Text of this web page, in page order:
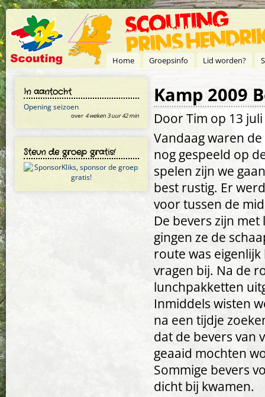
Overslaan en naar de inhoud gaan
Home Groepsinfo Lid worden?
In aantocht
Opening seizoen
over 4 weken 3 uur 42 min
Steun de groep gratis!
Kamp 2009
DoorTim op 13
Vandaag waren
nog gespeeld op
spelen zijn we
best rustig. Er
voor tussen
De bevers zijn
gingen ze de
route was
vragen bij. Na de
lunchpakketten
Inmiddels wisten
na een tijdje
dat de bevers van
geaaid mochten
Sommige bevers
dicht bij kwamen.